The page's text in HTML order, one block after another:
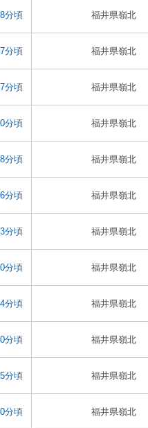
分頃 福井県嶺北
分頃 福井県嶺北
分頃 福井県嶺北
分頃 福井県嶺北
分頃 福井県嶺北
分頃 福井県嶺北
分頃 福井県嶺北
分頃 福井県嶺北
分頃 福井県嶺北
分頃 福井県嶺北
分頃 福井県嶺北
分頃 福井県嶺北